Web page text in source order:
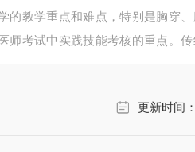
的教学重点和难点，特别是胸穿
师考试中实践技能考核的重点。
更新时间：